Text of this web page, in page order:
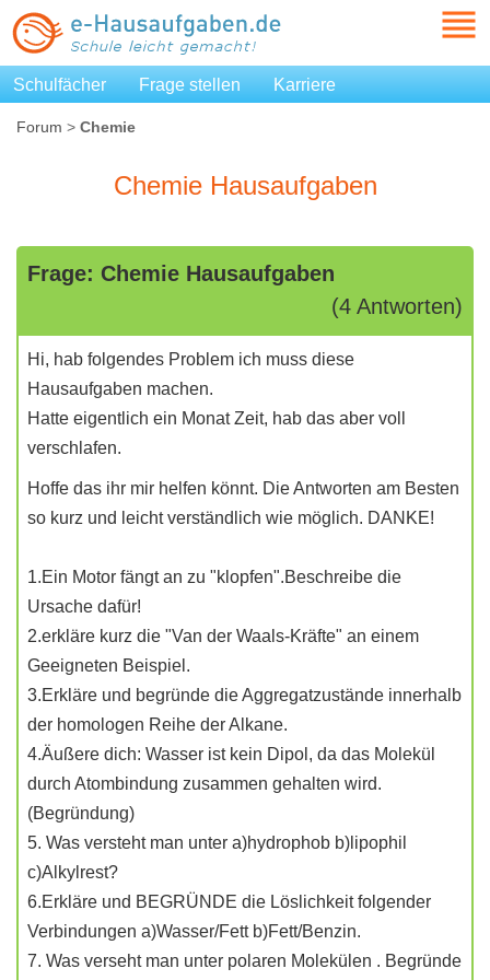
Schulfächer Frage stellen Karriere
Forum > Chemie
Chemie Hausaufgaben
Frage: Chemie Hausaufgaben
(4 Antworten)
Hi, hab folgendes Problem ich muss diese
Hausaufgaben machen.
Hatte eigentlich ein Monat Zeit, hab das aber voll
verschlafen.
Hoffe das ihr mir helfen könnt. Die Antworten am Besten
so kurz und leicht verständlich wie möglich. DANKE!
1.Ein Motor fängt an zu "klopfen".Beschreibe die
Ursache dafür!
2.erkläre kurz die "Van der Waals-Kräfte" an einem
Geeigneten Beispiel.
3.Erkläre und begründe die Aggregatzustände innerhalb
der homologen Reihe der Alkane.
4.Äußere dich: Wasser ist kein Dipol, da das Molekül
durch Atombindung zusammen gehalten wird.
(Begründung)
5. Was versteht man unter a)hydrophob b)lipophil
c)Alkylrest?
6.Erkläre und BEGRÜNDE die Löslichkeit folgender
Verbindungen a)Wasser/Fett b)Fett/Benzin.
7. Was verseht man unter polaren Molekülen . Begründe